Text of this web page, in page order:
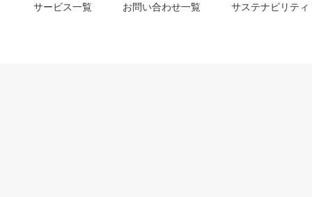
サービス一覧 お問い合わせ一覧 サステナビリティ